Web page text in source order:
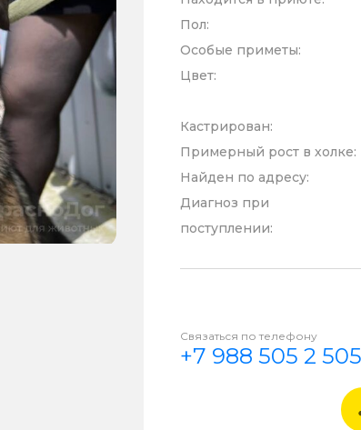
Пол:
Особые приметы:
Цвет:
Кастрирован:
Примерный рост в холке:
Найден по адресу:
Диагноз при
поступлении:
Связаться по телефону
+7 988 505 2 505